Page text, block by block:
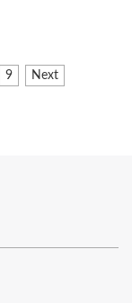
ペ
9
次
Next